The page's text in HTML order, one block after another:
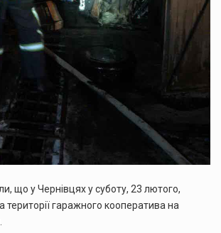
що у Чернівцях у суботу, 23 лютого,
території гаражного кооператива на